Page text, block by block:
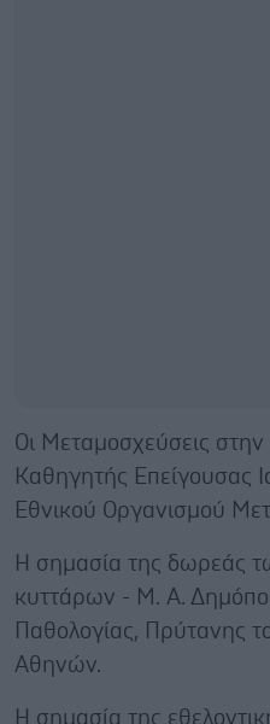
Οι Μεταμοσχεύσεις
Καθηγητής Επείγουσας
Εθνικού Οργανισμού
Η σημασία της δωρεάς
κυττάρων - Μ. Α.
Παθολογίας, Πρύτανης
Αθηνών.
Η σημασία της